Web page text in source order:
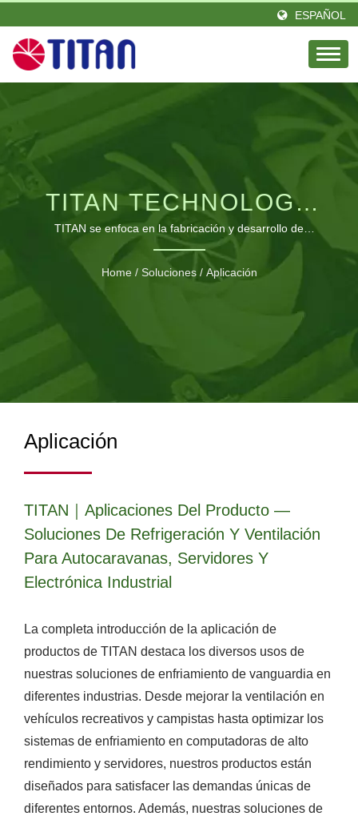
ESPAÑOL
TITAN TECHNOLOGY
LIMITED
TITAN se enfoca en la fabricación y desarrollo de
ventiladores de enfriamiento versátiles y productos de
refrigeración para computadoras para proporcionar la
mejor solución de enfriamiento térmico.
Home / Soluciones / Aplicación
Aplicación
TITAN｜Aplicaciones Del Producto —
Soluciones De Refrigeración Y Ventilación
Para Autocaravanas, Servidores Y
Electrónica Industrial
La completa introducción de la aplicación de
productos de TITAN destaca los diversos usos de
nuestras soluciones de enfriamiento de vanguardia en
diferentes industrias. Desde mejorar la ventilación en
vehículos recreativos y campistas hasta optimizar los
sistemas de enfriamiento en computadoras de alto
rendimiento y servidores, nuestros productos están
diseñados para satisfacer las demandas únicas de
diferentes entornos. Además, nuestras soluciones de